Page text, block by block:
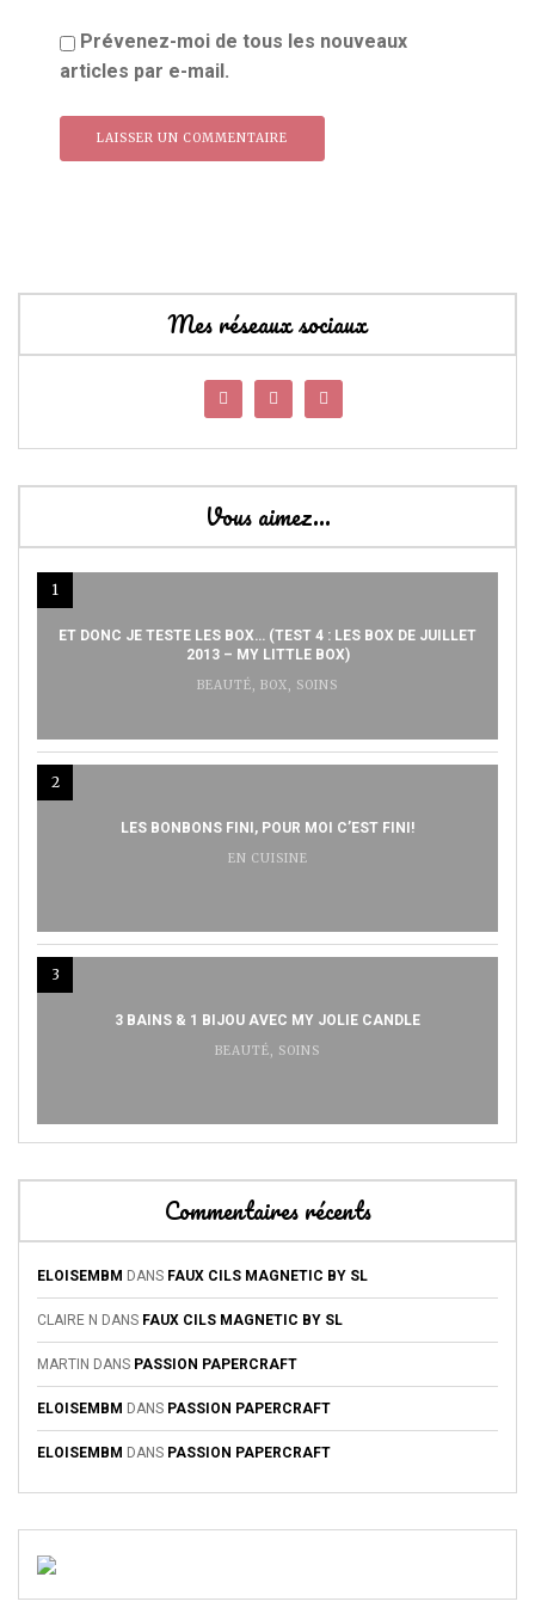
Prévenez-moi de tous les nouveaux
articles par e-mail.
Mes réseaux sociaux
Vous aimez…
1
ET DONC JE TESTE LES BOX… (TEST 4 : LES BOX DE JUILLET
2013 – MY LITTLE BOX)
BEAUTÉ, BOX, SOINS
2
LES BONBONS FINI, POUR MOI C’EST FINI!
EN CUISINE
3
3 BAINS & 1 BIJOU AVEC MY JOLIE CANDLE
BEAUTÉ, SOINS
Commentaires récents
ELOISEMBM DANS FAUX CILS MAGNETIC BY SL
CLAIRE N DANS FAUX CILS MAGNETIC BY SL
MARTIN DANS PASSION PAPERCRAFT
ELOISEMBM DANS PASSION PAPERCRAFT
ELOISEMBM DANS PASSION PAPERCRAFT